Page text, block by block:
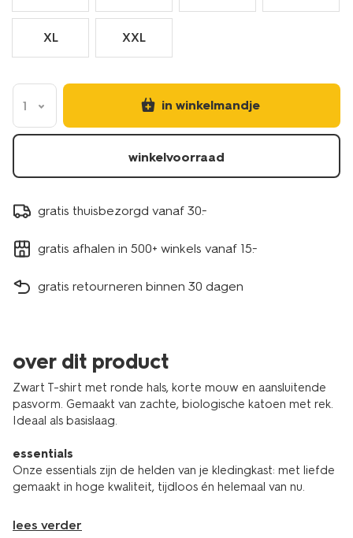
XL XXL
1 in winkelmandje
winkelvoorraad
gratis thuisbezorgd vanaf 30.-
gratis afhalen in 500+ winkels vanaf 15.-
gratis retourneren binnen 30 dagen
over dit product
Zwart T-shirt met ronde hals, korte mouw en aansluitende
pasvorm. Gemaakt van zachte, biologische katoen met rek.
Ideaal als basislaag.
essentials
Onze essentials zijn de helden van je kledingkast: met liefde
gemaakt in hoge kwaliteit, tijdloos én helemaal van nu.
lees verder